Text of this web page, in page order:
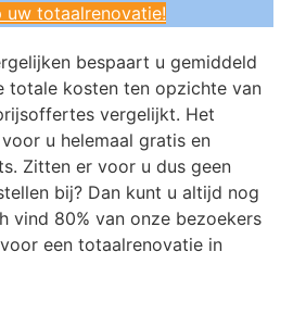
uw totaalrenovatie!
bespaart u gemiddeld
totale kosten ten opzichte van
vergelijkt. Het
u helemaal gratis en
Zitten er voor u dus geen
bij? Dan kunt u altijd nog
vind 80% van onze bezoekers
een totaalrenovatie in